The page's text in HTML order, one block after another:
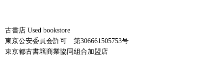
古書店 Used bookstore
東京公安委員会許可 第306661505753号
東京都古書籍商業協同組合加盟店